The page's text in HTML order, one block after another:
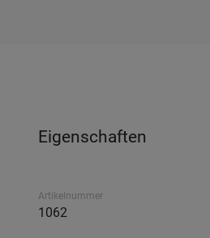
Eigenschaften
Artikelnummer
1062